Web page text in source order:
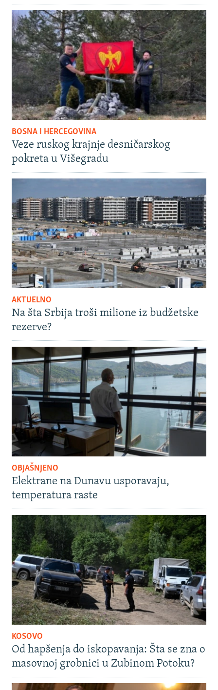
BOSNA I HERCEGOVINA
Veze ruskog krajnje desničarskog
pokreta u Višegradu
AKTUELNO
Na šta Srbija troši milione iz budžetske
rezerve?
OBJAŠNJENO
Elektrane na Dunavu usporavaju,
temperatura raste
KOSOVO
Od hapšenja do iskopavanja: Šta se zna o
masovnoj grobnici u Zubinom Potoku?